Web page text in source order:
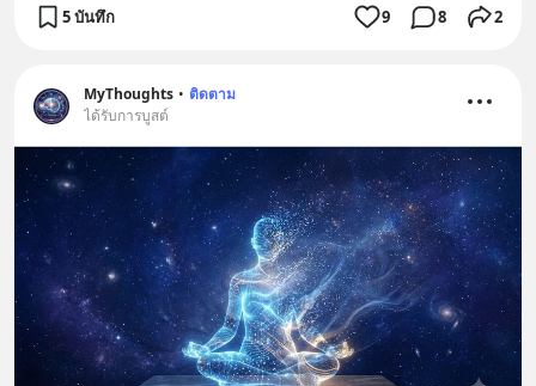
5 บันทึก 9 8 2
MyThoughts • ติดตาม
ได้รับการบูสต์